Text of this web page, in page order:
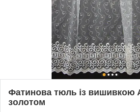
Фатинова тюль із вишивкою
золотом